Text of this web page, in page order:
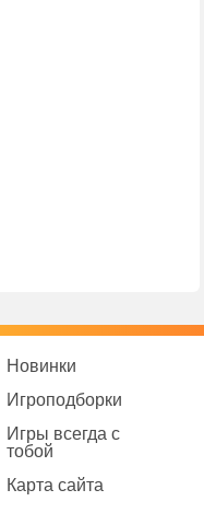
Новинки
Игроподборки
Игры всегда с
тобой
Карта сайта